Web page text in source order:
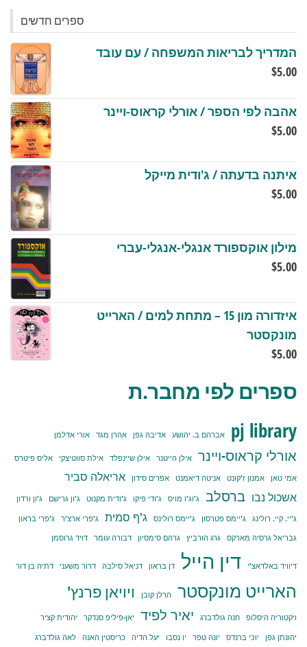
ספרים חדשים
המדריך לבריאות המשפחה / עם עובד
$5.00
אהבה לפי הספר / אורלי קראוס-ויינר
$5.00
איתנה בדעתה / ג'ודית מייקל
$5.00
מילון אוקספורד אנגלי-אנגלי-עברי
$5.00
איזדורה מון 15 – מתחת למים / הארייט
מונקסטר
$5.00
ספרים לפי מחבר.ת
pj library אברהם ב. יהושע אדיבה גפן אהרן מגד אורי אדלמן
אורלי קראוס-ויינר אילן הייטנר אילן שיינפלד אילת סווטיצקי אליס פיטרס
אמי טאן אמנון ז'קונט אניטה דיאמנט אפרים סידון
אריאלה סביר
אשכול נבו ברסלב ג'וג'ו מויס ג'ודי פיקו ג'ודית מקנוט ג'ון גרישם ג'ון ורדון
ג'יי. קיי. רולינג ג'יימס פטרסון ג'יימס רולינס ג'ף סמית ג'פרי ארצ'ר
ג'פרי בראון
גבריאל גרסיה מארקס
גרג הורביץ גרהם סימסיון דבורה עומר דויד גרוסמן
דיוויד באלדאצ'י דין הייל דן בראון דניאל סילבה דרור משעני דתיה בן דור
הארייט מונקסטר הרלן קובן ויויאן פרנץ'
ויקטוריה היסלופ חנה גולדברג יאיר לפיד יאן-פיליפ סנדקר יהודית קציר
יהונתן גפן יוכי ברנדס יונה טפר יו נסבו יעל הדיה כריסטין האנה
לאה גולדברג